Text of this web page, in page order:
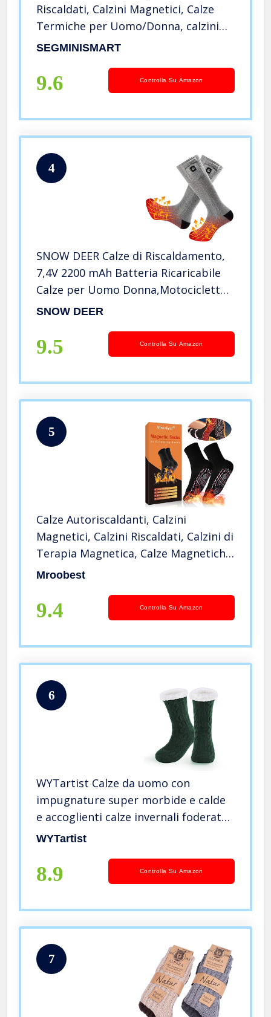
Riscaldati, Calzini Magnetici, Calze
Termiche per Uomo/Donna, calzini
con Tormalina,Calzini da Esterno per
escursioni, pesca,ciclismo
SEGMINISMART
9.6 Controlla Su Amazon
4
SNOW DEER Calze di Riscaldamento,
7,4V 2200 mAh Batteria Ricaricabile
Calze per Uomo Donna,Motocicletta
Calze Invernali in Cotone Caldo per
Scaldapiedi Calze riscaldate
SNOW DEER
9.5 Controlla Su Amazon
5
Calze Autoriscaldanti, Calzini
Magnetici, Calzini Riscaldati, Calzini di
Terapia Magnetica, Calze Magnetiche
Unisex Autoriscaldanti Tormalina
freddi, campeggio
Mroobest
9.4 Controlla Su Amazon
6
WYTartist Calze da uomo con
impugnature super morbide e calde
e accoglienti calze invernali foderate
in pile, Twist Verde, Taglia unica
WYTartist
8.9 Controlla Su Amazon
7